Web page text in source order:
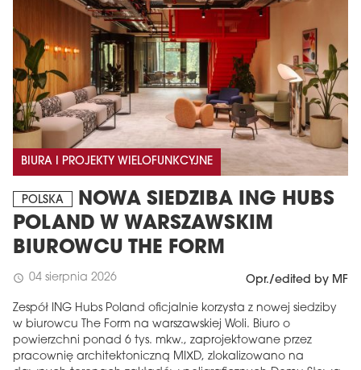
BIURA I PROJEKTY WIELOFUNKCYJNE
POLSKA
NOWA SIEDZIBA ING HUBS
POLAND W WARSZAWSKIM
BIUROWCU THE FORM
schedule 04 sierpnia 2026 Opr./edited by MF
Zespół ING Hubs Poland oficjalnie korzysta z nowej siedziby
w biurowcu The Form na warszawskiej Woli. Biuro o
powierzchni ponad 6 tys. mkw., zaprojektowane przez
pracownię architektoniczną MIXD, zlokalizowano na